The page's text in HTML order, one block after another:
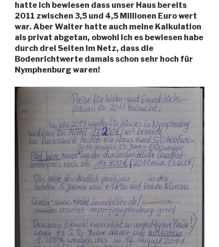
hatte ich bewiesen dass unser Haus bereits
2011 zwischen 3,5 und 4,5 Millionen Euro wert
war. Aber Walter hatte auch meine Kalkulation
als privat abgetan, obwohl ich es bewiesen habe
durch drei Seiten im Netz, dass die
Bodenrichtwerte damals schon sehr hoch für
Nymphenburg waren!